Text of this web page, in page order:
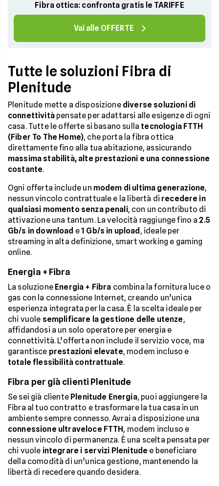
Fibra ottica: confronta gratis le TARIFFE
Vai alle OFFERTE
Tutte le soluzioni Fibra di
Plenitude
Plenitude mette a disposizione diverse soluzioni di
connettivitàpensate per adattarsi alle esigenze di ogni
casa. Tutte le offerte si basano sulla tecnologia FTTH
(Fiber To The Home), che porta la fibra ottica
direttamente fino alla tua abitazione, assicurando
massima stabilità, alte prestazioni e una connessione
costante.
Ogni offerta include un modem di ultima generazione,
nessun vincolo contrattuale e la libertà di recedere in
qualsiasi momento senza penali, con un contributo di
attivazione una tantum. La velocità raggiunge fino a2.5
Gb/s in download e1 Gb/s in upload , ideale per
streaming in alta definizione, smart working e gaming
online.
Energia + Fibra
La soluzione Energia + Fibra combina la fornitura luce o
gas con la connessione Internet, creando un’unica
esperienza integrata per la casa. È la scelta ideale per
chi vuole semplificare la gestione delle utenze,
affidandosi a un solo operatore per energia e
connettività. L’offerta non include il servizio voce, ma
garantisce prestazioni elevate, modem incluso e
totale flessibilità contrattuale.
Fibra per già clienti Plenitude
Se sei già cliente Plenitude Energia, puoi aggiungere la
Fibra al tuo contratto e trasformare la tua casa in un
ambiente sempre connesso. Avrai a disposizione una
connessione ultraveloce FTTH, modem incluso e
nessun vincolo di permanenza. È una scelta pensata per
chi vuole integrare i servizi Plenitude e beneficiare
della comodità di un’unica gestione, mantenendo la
libertà di recedere quando desidera.